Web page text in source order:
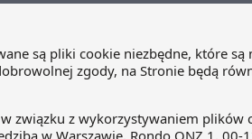
Projekt ustawy, który trafił na Radę
uprawnienia stawiające ją na równi
inny sposób na ingerowanie w